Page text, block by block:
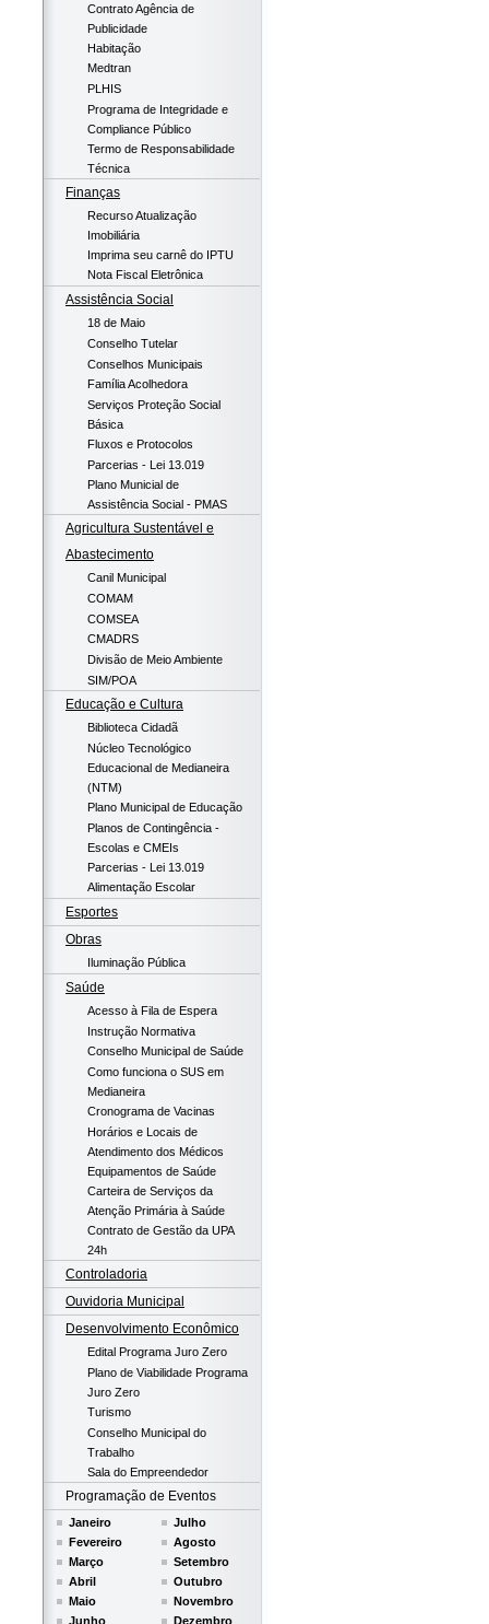
Contrato Agência de
Publicidade
Habitação
Medtran
PLHIS
Programa de Integridade e
Compliance Público
Termo de Responsabilidade
Técnica
Finanças
Recurso Atualização
Imobiliária
Imprima seu carnê do IPTU
Nota Fiscal Eletrônica
Assistência Social
18 de Maio
Conselho Tutelar
Conselhos Municipais
Família Acolhedora
Serviços Proteção Social
Básica
Fluxos e Protocolos
Parcerias - Lei 13.019
Plano Municial de
Assistência Social - PMAS
Agricultura Sustentável e
Abastecimento
Canil Municipal
COMAM
COMSEA
CMADRS
Divisão de Meio Ambiente
SIM/POA
Educação e Cultura
Biblioteca Cidadã
Núcleo Tecnológico
Educacional de Medianeira
(NTM)
Plano Municipal de Educação
Planos de Contingência -
Escolas e CMEIs
Parcerias - Lei 13.019
Alimentação Escolar
Esportes
Obras
Iluminação Pública
Saúde
Acesso à Fila de Espera
Instrução Normativa
Conselho Municipal de Saúde
Como funciona o SUS em
Medianeira
Cronograma de Vacinas
Horários e Locais de
Atendimento dos Médicos
Equipamentos de Saúde
Carteira de Serviços da
Atenção Primária à Saúde
Contrato de Gestão da UPA
24h
Controladoria
Ouvidoria Municipal
Desenvolvimento Econômico
Edital Programa Juro Zero
Plano de Viabilidade Programa
Juro Zero
Turismo
Conselho Municipal do
Trabalho
Sala do Empreendedor
Programação de Eventos
Janeiro
Fevereiro
Março
Abril
Maio
Junho
Julho
Agosto
Setembro
Outubro
Novembro
Dezembro